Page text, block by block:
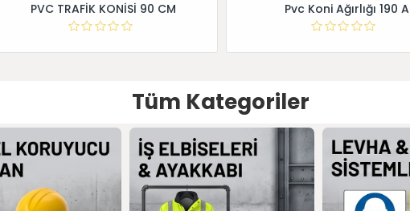
PVC TRAFİK KONİSİ 90 CM Pvc Koni Ağırlığı 190 A
Tüm Kategoriler